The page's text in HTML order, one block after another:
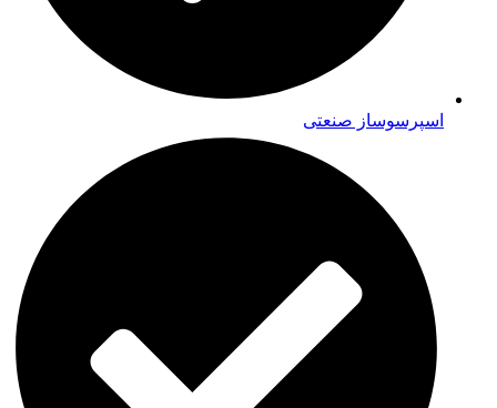
اسپرسوساز صنعتی